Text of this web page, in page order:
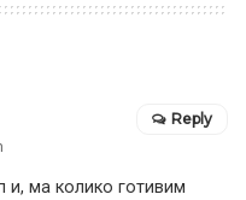
и, ма колико готивим
Reply